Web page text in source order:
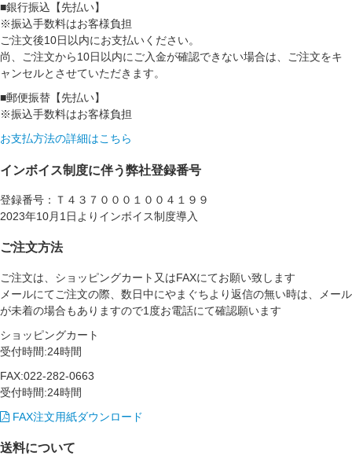
■銀行振込【先払い】
※振込手数料はお客様負担
ご注文後10日以内にお支払いください。
尚、ご注文から10日以内にご入金が確認できない場合は、ご注文をキ
ャンセルとさせていただきます。
■郵便振替【先払い】
※振込手数料はお客様負担
お支払方法の詳細はこちら
インボイス制度に伴う弊社登録番号
登録番号：Ｔ４３７０００１００４１９９
2023年10月1日よりインボイス制度導入
ご注文方法
ご注文は、ショッピングカート又はFAXにてお願い致します
メールにてご注文の際、数日中にやまぐちより返信の無い時は、メール
が未着の場合もありますので1度お電話にて確認願います
ショッピングカート
受付時間:24時間
FAX:022-282-0663
受付時間:24時間
FAX注文用紙ダウンロード
送料について